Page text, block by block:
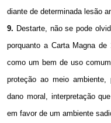
diante de determinada lesão
9. Destarte, não se pode
porquanto a Carta Magna de
como um bem de uso
proteção ao meio
dano moral, interpretação
em favor de um ambiente